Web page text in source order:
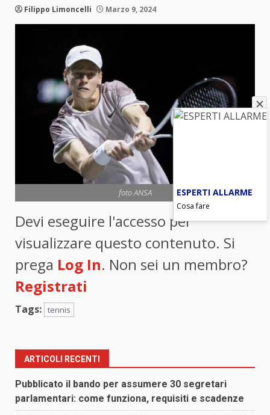
Filippo Limoncelli Marzo 9, 2024
foto ANSA
Devi eseguire l'accesso per
visualizzare questo contenuto. Si
prega Log In. Non sei un membro?
Registrati
Tags: tennis
ARTICOLI RECENTI
Pubblicato il bando per assumere 30 segretari
parlamentari: come funziona, requisiti e scadenze
ESPERTI ALLARME
Cosa fare